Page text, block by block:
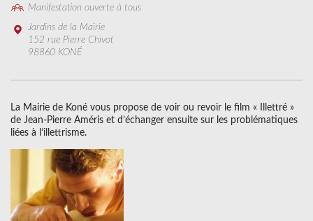
Manifestation ouverte à tous
Jardins de la Mairie
152 rue Pierre Chivot
98860 KONÉ
La Mairie de Koné vous propose de voir ou revoir le film « Illettré »
de Jean-Pierre Améris et d’échanger ensuite sur les problématiques
liées à l’illettrisme.